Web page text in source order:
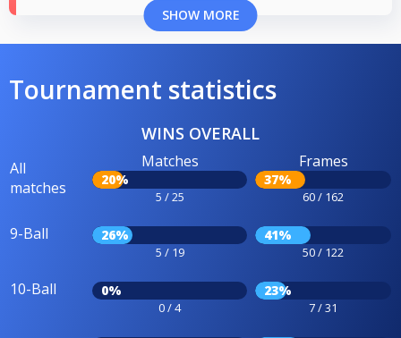
SHOW MORE
Tournament statistics
WINS OVERALL
All
matches
Matches
20%
5 / 25
Frames
37%
60 / 162
9-Ball 26%
5 / 19
41%
50 / 122
10-Ball 0%
0 / 4
23%
7 / 31